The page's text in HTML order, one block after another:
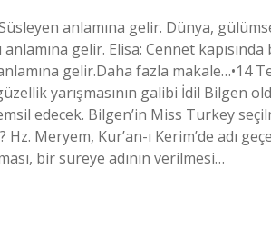
anlamına gelir. Dünya,
gelir. Elisa: Cennet
gelir.Daha fazla makale…•14
yarışmasının galibi İdil Bilgen
edecek. Bilgen’in Miss Turkey
Hz. Meryem, Kur’an-ı Kerim’de adı
bir sureye adının verilmesi…